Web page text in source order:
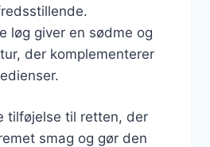
løg giver en sødme og
der komplementerer
tilføjelse til retten, der
smag og gør den